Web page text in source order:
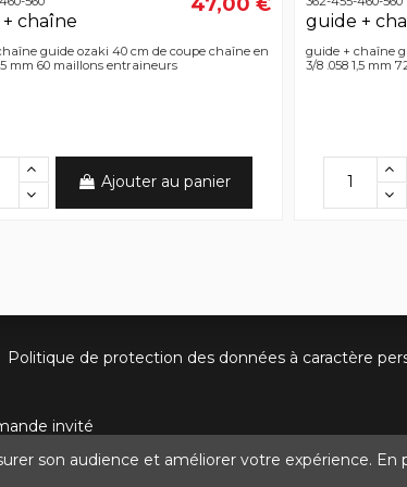
chaîne
guide ozaki 40 cm de coupe chaîne en
mm 60 maillons entraineurs
Ajouter au panier
guide +
guide + chaîne
3/8 .058 1,5 mm
Politique de protection des données à caractère
invité
son audience et améliorer votre expérience.